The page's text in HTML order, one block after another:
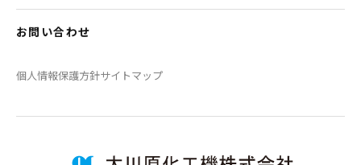
お問い合わせ
個人情報保護方針サイトマップ